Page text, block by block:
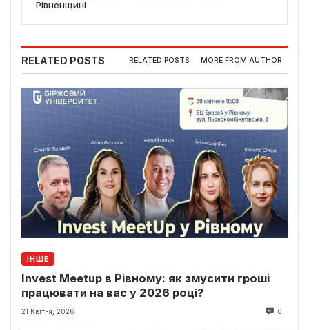
Рівненщині
RELATED POSTS RELATED POSTS MORE FROM AUTHOR
ІНШЕ
Invest Meetup в Рівному: як змусити гроші
працювати на вас у 2026 році?
21 Квітня, 2026 0